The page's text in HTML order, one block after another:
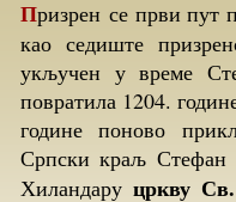
Призрен се први пут помиње у повељи византијског цара Василија II
као седиште
укључен у време
повратила 1204.
године поново
Српски краљ Стефан
Хиландару цркву